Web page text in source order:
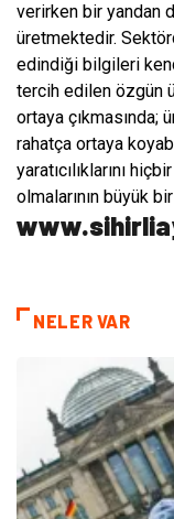
verirken bir yandan
üretmektedir.
edindiği bilgileri
tercih edilen özgün
ortaya çıkmasında;
rahatça ortaya
yaratıcılıklarını
olmalarının büyük
NELER VAR